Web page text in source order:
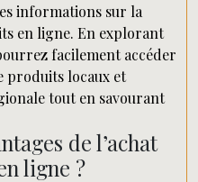
informations sur la
en ligne. En explorant
facilement accéder
produits locaux et
tout en savourant
de l’achat
ligne ?